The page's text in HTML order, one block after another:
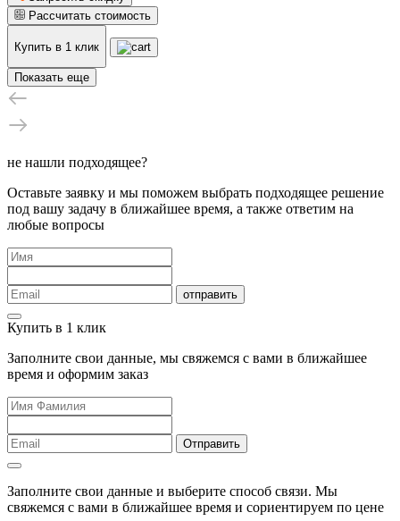
Рассчитать стоимость
Купить в 1 клик
Показать еще
не нашли подходящее?
Оставьте заявку и мы поможем выбрать подходящее решение
под вашу задачу в ближайшее время, а также ответим на
любые вопросы
отправить
Купить в 1 клик
Заполните свои данные, мы свяжемся с вами в ближайшее
время и оформим заказ
Отправить
Заполните свои данные и выберите способ связи. Мы
свяжемся с вами в ближайшее время и сориентируем по цене